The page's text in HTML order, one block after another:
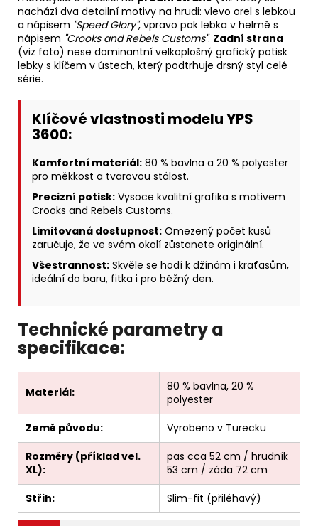
nachází dva detailní motivy na hrudi: vlevo orel s lebkou
a nápisem "Speed Glory", vpravo pak lebka v helmě s
nápisem "Crooks and Rebels Customs". Zadní strana
(viz foto) nese dominantní velkoplošný grafický potisk
lebky s klíčem v ústech, který podtrhuje drsný styl celé
série.
Klíčové vlastnosti modelu YPS
3600:
Komfortní materiál: 80 % bavlna a 20 % polyester
pro měkkost a tvarovou stálost.
Precizní potisk: Vysoce kvalitní grafika s motivem
Crooks and Rebels Customs.
Limitovaná dostupnost: Omezený počet kusů
zaručuje, že ve svém okolí zůstanete originální.
Všestrannost: Skvěle se hodí k džínám i kraťasům,
ideální do baru, fitka i pro běžný den.
Technické parametry a
specifikace:
Materiál:
80 % bavlna, 20 %
polyester
Země původu:
Vyrobeno v Turecku
Rozměry (příklad vel.
XL):
pas cca 52 cm / hrudník
53 cm / záda 72 cm
Střih:
Slim-fit (přiléhavý)